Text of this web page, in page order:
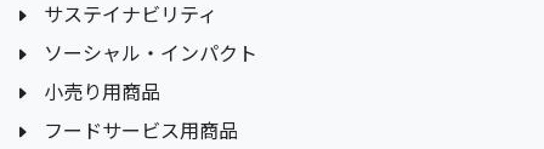
サステイナビリティ
ソーシャル・インパクト
小売り用商品
フードサービス用商品